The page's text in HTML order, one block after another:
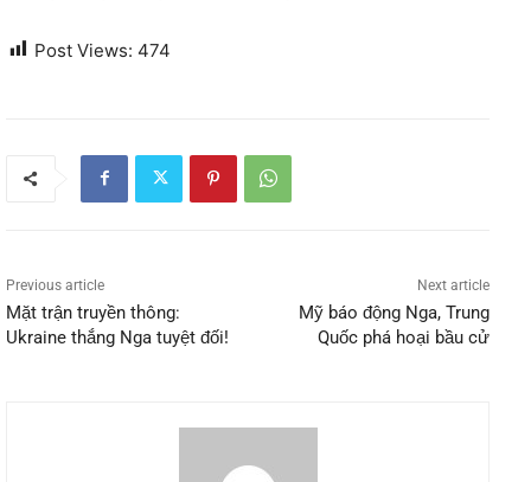
Post Views: 474
Previous article
Mặt trận truyền thông:
Ukraine thắng Nga tuyệt đối!
Next article
Mỹ báo động Nga, Trung
Quốc phá hoại bầu cử